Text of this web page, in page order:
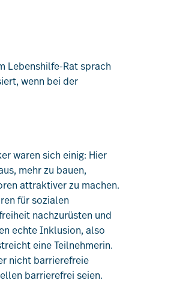
Leistungen
Mitglieder
Lebenshilfe-Rat sprach
wenn bei der
waren sich einig: Hier
mehr zu bauen,
attraktiver zu machen.
für sozialen
nachzurüsten und
echte Inklusion, also
eine Teilnehmerin.
nicht barrierefreie
barrierefrei seien.